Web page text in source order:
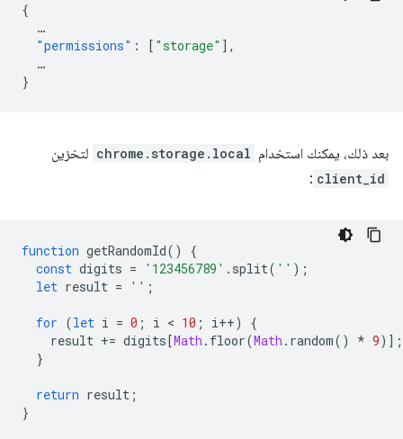
{
…
"permissions" : [ "storage" ],
…
}
بعد ذلك، يمكنك استخدام chrome.storage.local لتخزين
client_id
:
function getRandomId()
{
const digits = '123456789' . split( '' );
let result = '' ;
for (let i = 0 ; i < 10 ; i++)
{
result += digits[Math . floor(Math . random() * 9)];
}
return result ;
}